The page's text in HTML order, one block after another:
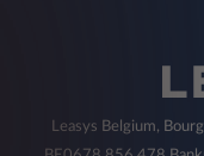
De
het niet
dergelijke
Leasys Belgium,